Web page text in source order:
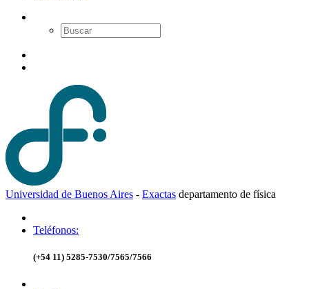
Universidad de Buenos Aires - Exactas departamento de física
Teléfonos:
(+54 11) 5285-7530/7565/7566